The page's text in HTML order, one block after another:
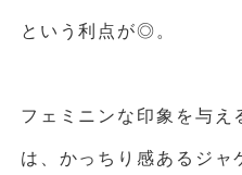
という利点が◎。
フェミニンな印象を与え
は、かっちり感あるジャ